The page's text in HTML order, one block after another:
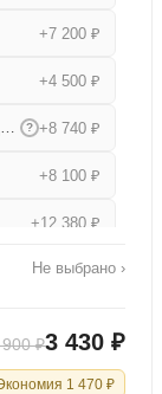
+7 200 ₽
+4 500 ₽
Утонченные с защитой от компьютера и гаджетов ? +8 740 ₽
+8 100 ₽
+12 380 ₽
+15 680 ₽
Не выбрано ›
₽3 430 ₽
1 470 ₽